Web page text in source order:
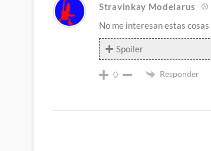
Stravinkay Modelarus
No me interesan estas cosas
Spoiler
0 Responder